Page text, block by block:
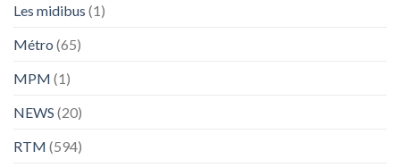
Les midibus (1)
Métro (65)
MPM (1)
NEWS (20)
RTM (594)